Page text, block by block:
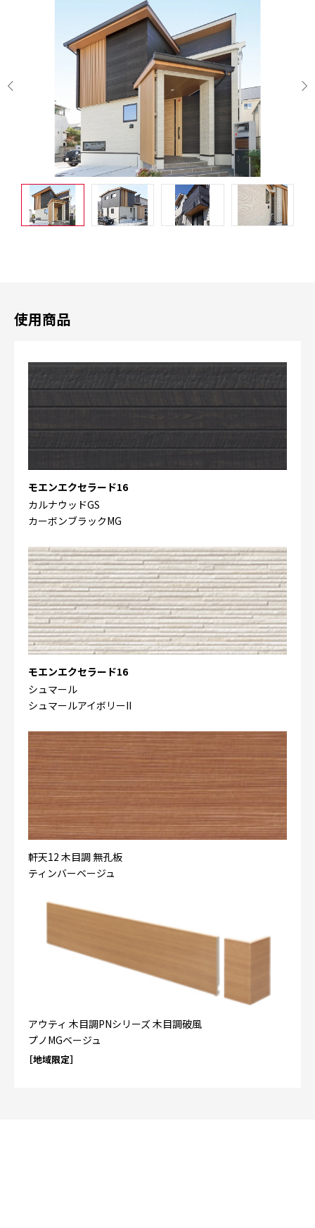
使用商品
モエンエクセラード16
カルナウッドGS
カーボンブラックMG
モエンエクセラード16
シュマール
シュマールアイボリーII
軒天12 木目調 無孔板
ティンバーベージュ
アウティ 木目調PNシリーズ 木目調破風
プノMGベージュ
［地域限定］